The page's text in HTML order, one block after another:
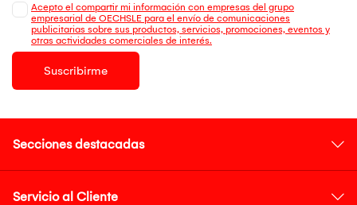
Acepto el compartir mi información con empresas del grupo
empresarial de OECHSLE para el envío de comunicaciones
publicitarias sobre sus productos, servicios, promociones, eventos y
otras actividades comerciales de interés.
Suscribirme
Secciones destacadas
Servicio al Cliente